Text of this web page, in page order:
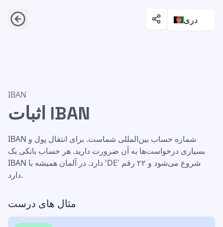
دری
اثبات IBANIBAN
اثبات IBAN
IBAN شماره حساب بین‌المللی شماست. برای انتقال پول و
بسیاری درخواست‌ها به آن ضرورت دارید. هر حساب بانکی یک
IBAN دارد. در آلمان همیشه با 'DE' شروع می‌شود و ۲۲ رقم
دارد.
مثال های درست